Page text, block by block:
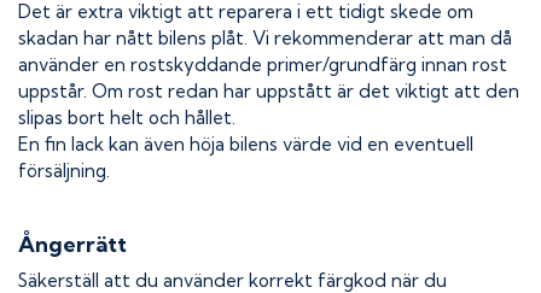
Det är extra viktigt att reparera i ett tidigt skede om
skadan har nått bilens plåt. Vi rekommenderar att man då
använder en rostskyddande primer/grundfärg innan rost
uppstår. Om rost redan har uppstått är det viktigt att den
slipas bort helt och hållet.
En fin lack kan även höja bilens värde vid en eventuell
försäljning.
Ångerrätt
Säkerställ att du använder korrekt färgkod när du